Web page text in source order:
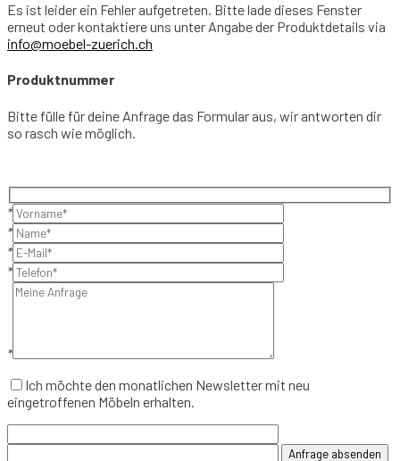
Es ist leider ein Fehler aufgetreten. Bitte lade dieses Fenster
erneut oder kontaktiere uns unter Angabe der Produktdetails via
info@moebel-zuerich.ch
Produktnummer
Bitte fülle für deine Anfrage das Formular aus, wir antworten dir
so rasch wie möglich.
*
*
*
*
*
Ich möchte den monatlichen Newsletter mit neu
eingetroffenen Möbeln erhalten.